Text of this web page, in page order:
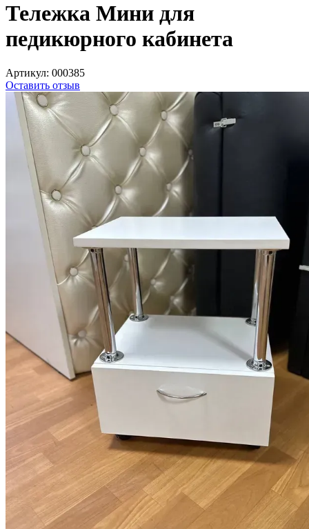
Тележка Мини для
педикюрного кабинета
Артикул: 000385
Оставить отзыв